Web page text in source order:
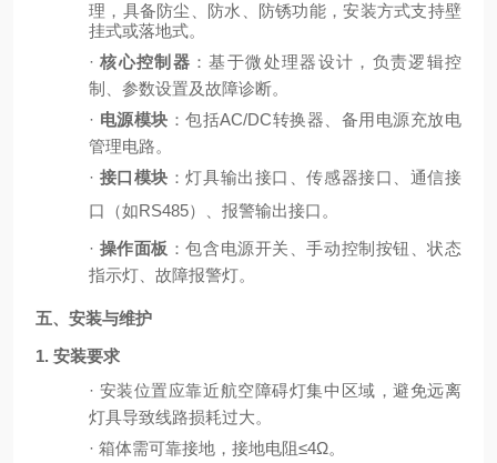
理，具备防尘、防水、防锈功能，安装方式支持壁
挂式或落地式。
· 核心控制器 ：基于微处理器设计，负责逻辑控
制、参数设置及故障诊断。
· 电源模块 ：包括AC/DC转换器、备用电源充放电
管理电路。
· 接口模块 ：灯具输出接口、传感器接口、通信接
口（如RS485）、报警输出接口。
· 操作面板 ：包含电源开关、手动控制按钮、状态
指示灯、故障报警灯。
五、安装与维护
1. 安装要求
· 安装位置应靠近航空障碍灯集中区域，避免远离
灯具导致线路损耗过大。
· 箱体需可靠接地，接地电阻≤4Ω。